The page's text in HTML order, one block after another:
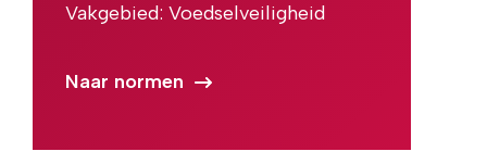
Vakgebied: Voedselveiligheid
Naar normen